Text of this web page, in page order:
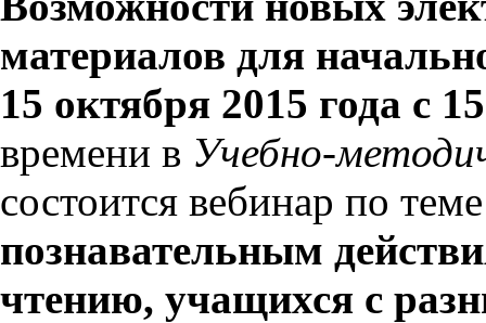
материалов для
15 октября 2015 года с
времени в Учебно-
состоится вебинар по
познавательным
чтению, учащихся с